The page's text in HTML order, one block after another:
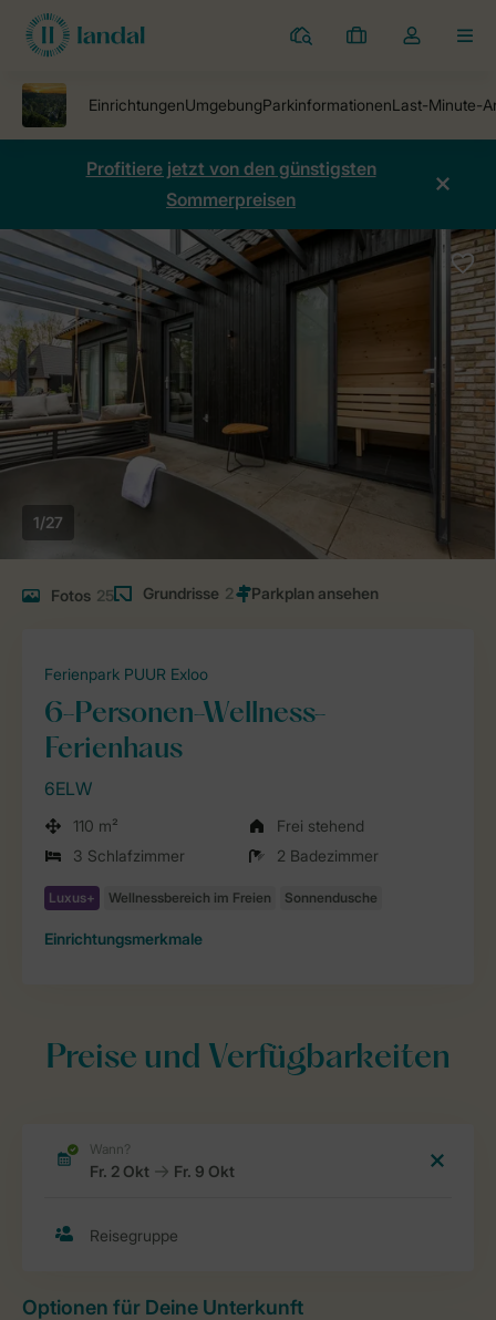
Ferienparks
Meine
Dropdown-
öffnen
Profitiere jetzt von den günstigsten
Sommerpreisen
1/27
Fotos 25 Grundrisse 2
Ferienpark PUUR Exloo
6-Personen-Wellness-
Ferienhaus
6ELW
110 m²
Frei stehend
3 Schlafzimmer
2 Badezimmer
Einrichtungsmerkmale
Preise und Verfügbarkeiten
Optionen für Deine Unterkunft